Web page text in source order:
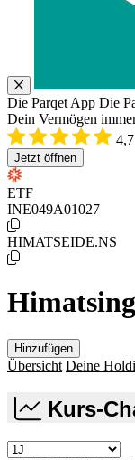
Die Parqet App Die
Dein Vermögen
4,7
Jetzt öffnen
ETF
INE049A01027
HIMATSEIDE.NS
Hinzufügen
Übersicht Deine
Kurs-